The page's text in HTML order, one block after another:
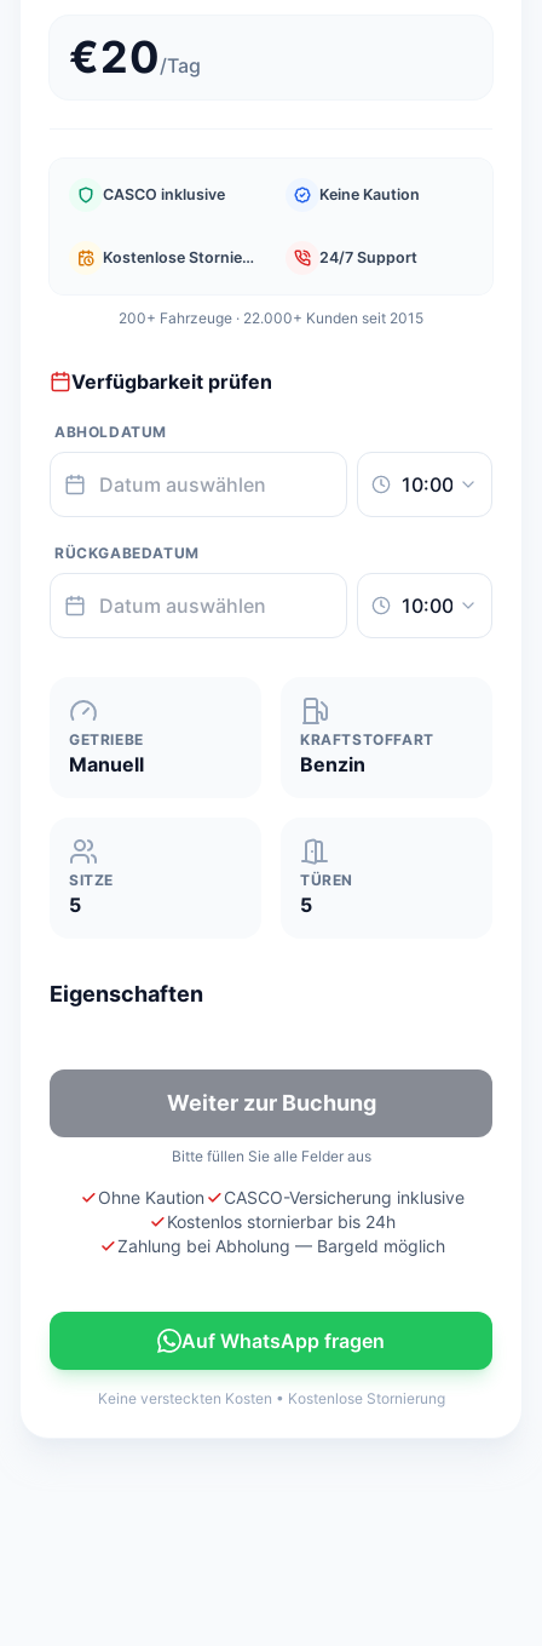
€20/Tag
CASCO inklusive Keine Kaution
Kostenlose Stornierung 24/7 Support
200+ Fahrzeuge · 22.000+ Kunden seit 2015
Verfügbarkeit prüfen
ABHOLDATUM
RÜCKGABEDATUM
GETRIEBE
Manuell
KRAFTSTOFFART
Benzin
SITZE
5
TÜREN
5
Eigenschaften
Weiter zur Buchung
Bitte füllen Sie alle Felder aus
Ohne Kaution
CASCO-Versicherung inklusive
Kostenlos stornierbar bis 24h
Zahlung bei Abholung — Bargeld möglich
Auf WhatsApp fragen
Keine versteckten Kosten • Kostenlose Stornierung